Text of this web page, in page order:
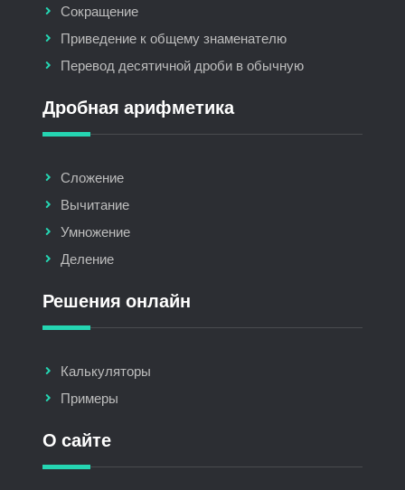
Сокращение
Приведение к общему знаменателю
Перевод десятичной дроби в обычную
Дробная арифметика
Сложение
Вычитание
Умножение
Деление
Решения онлайн
Калькуляторы
Примеры
О сайте